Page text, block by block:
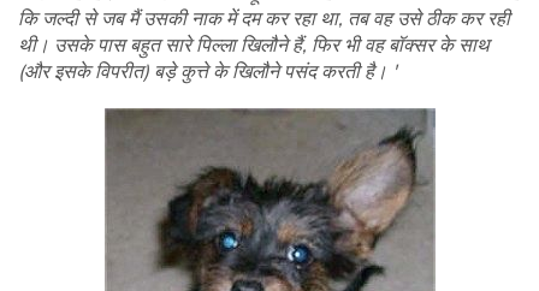
कि जल्दी से जब मैं उसकी नाक में दम कर रहा था, तब वह उसे ठीक कर रही
थी। उसके पास बहुत सारे पिल्ला खिलौने हैं, फिर भी वह बॉक्सर के साथ
(और इसके विपरीत) बड़े कुत्ते के खिलौने पसंद करती है। '